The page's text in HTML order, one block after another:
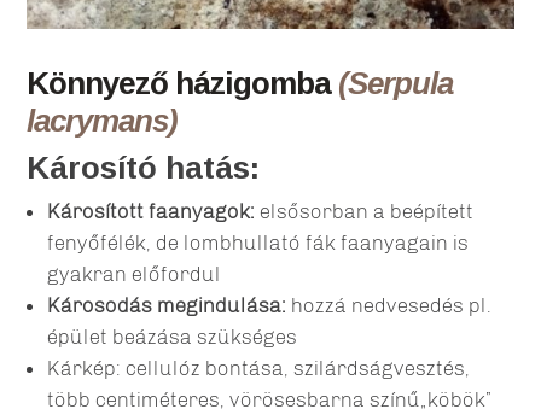
Könnyező házigomba (Serpula
lacrymans)
Károsító hatás:
Károsított faanyagok: elsősorban a beépített
fenyőfélék, de lombhullató fák faanyagain is
gyakran előfordul
Károsodás megindulása: hozzá nedvesedés pl.
épület beázása szükséges
Kárkép: cellulóz bontása, szilárdságvesztés,
több centiméteres, vörösesbarna színű„köbök”